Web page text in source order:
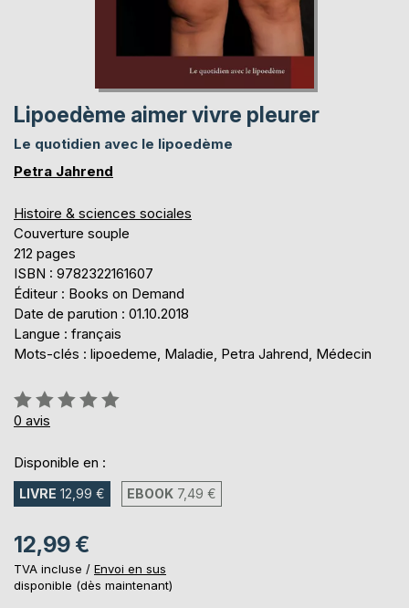
Lipoedème aimer vivre pleurer
Le quotidien avec le lipoedème
Petra Jahrend
Histoire & sciences sociales
Couverture souple
212 pages
ISBN : 9782322161607
Éditeur : Books on Demand
Date de parution : 01.10.2018
Langue : français
Mots-clés : lipoedeme, Maladie, Petra Jahrend, Médecin
Évaluation:
0%
0 avis
Disponible en :
LIVRE 12,99 € EBOOK 7,49 €
12,99 €
TVA incluse / Envoi en sus
disponible (dès maintenant)